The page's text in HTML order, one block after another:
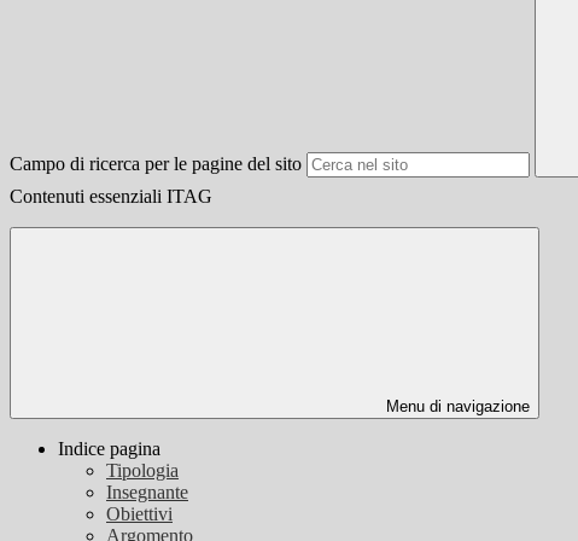
Campo di ricerca per le pagine del sito
Contenuti essenziali ITAG
Menu di navigazione
Indice pagina
Tipologia
Insegnante
Obiettivi
Argomento